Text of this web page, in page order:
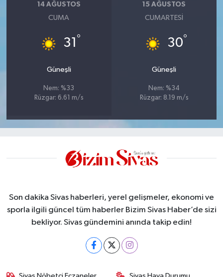
14 AĞUSTOS
CUMA
31 °
Güneşli
Nem: %33
Rüzgar: 6.61 m/s
15 AĞUSTOS
CUMARTESI
30°
Güneşli
Nem: %34
Rüzgar: 8.19 m/s
Son dakika Sivas haberleri, yerel gelişmeler, ekonomi ve
sporla ilgili güncel tüm haberler Bizim Sivas Haber’de sizi
bekliyor. Sivas gündemini anında takip edin!